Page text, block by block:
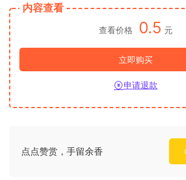
内容查看
查看价格 0.5 元
立即购买
申请退款
点点赞赏，手留余香